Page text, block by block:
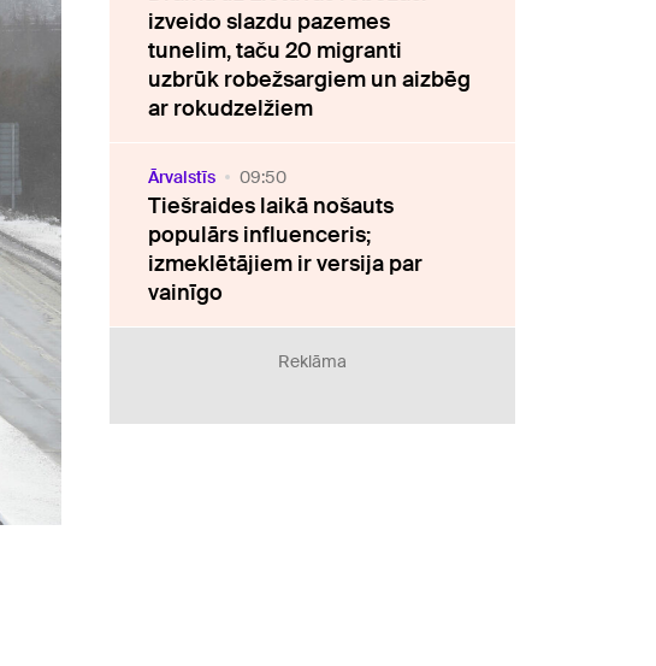
izveido slazdu pazemes
tunelim, taču 20 migranti
uzbrūk robežsargiem un aizbēg
ar rokudzelžiem
Ārvalstīs 09:50
Tiešraides laikā nošauts
populārs influenceris;
izmeklētājiem ir versija par
vainīgo
Reklāma